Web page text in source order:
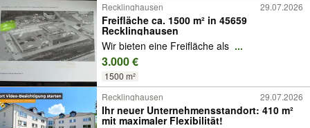
Recklinghausen
29.07.2026
Freifläche ca. 1500 m² in 45659
Recklinghausen
Wir bieten eine Freifläche als ...
3.000 €
1500 m²
Recklinghausen 29.07.2026
Ihr neuer Unternehmensstandort: 410 m²
mit maximaler Flexibilität!